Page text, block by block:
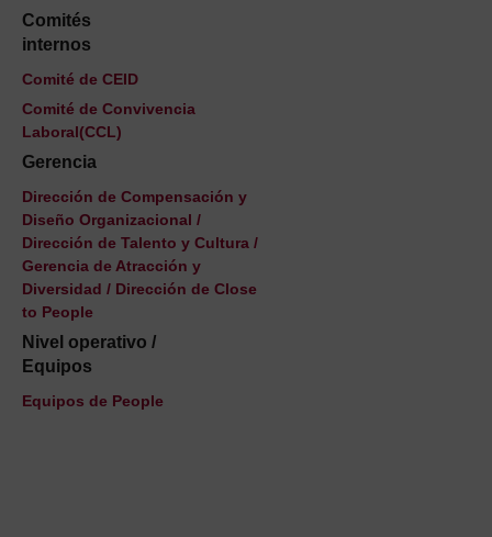
Comités
internos
Comité de CEID
Comité de Convivencia
Laboral(CCL)
Gerencia
Dirección de Compensación y
Diseño Organizacional /
Dirección de Talento y Cultura /
Gerencia de Atracción y
Diversidad / Dirección de Close
to People
Nivel operativo /
Equipos
Equipos de People